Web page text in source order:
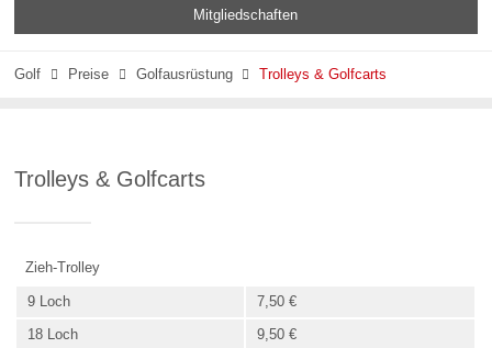
Mitgliedschaften
Golf  Preise  Golfausrüstung  Trolleys & Golfcarts
Trolleys & Golfcarts
Zieh-Trolley
9 Loch
7,50 €
18 Loch
9,50 €